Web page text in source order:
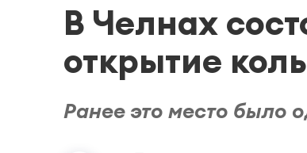
В Челнах
открытие
Ранее это место было